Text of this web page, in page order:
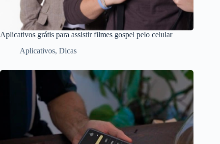
Aplicativos grátis para assistir filmes gospel pelo celular
Aplicativos, Dicas